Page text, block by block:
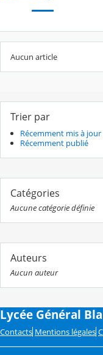
Aucun article
Trier par
Récemment mis à jour
Récemment publié
Catégories
Aucune catégorie définie
Auteurs
Aucun auteur
Lycée Général
Contacts Mentions légales